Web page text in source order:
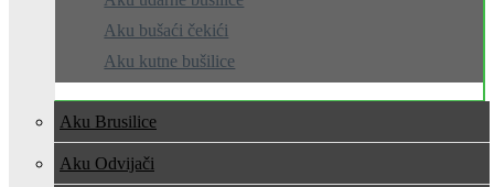
Aku bušaći čekići
Aku kutne bušilice
Aku Brusilice
Aku Odvijači